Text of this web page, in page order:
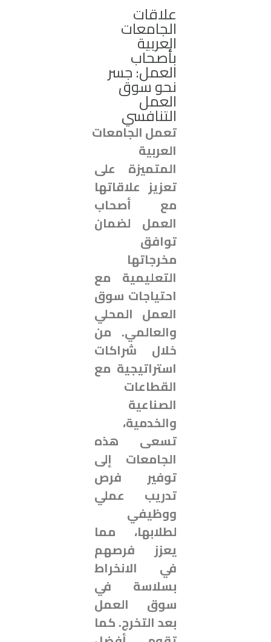
علاقات
الجامعات
العربية
بأصحاب
العمل: جسر
نحو سوق
العمل
التنافسي
تعمل الجامعات
العربية
المتميزة على
تعزيز علاقاتها
مع أصحاب
العمل لضمان
توافق
مخرجاتها
التعليمية مع
احتياجات سوق
العمل المحلي
والعالمي. من
خلال شراكات
استراتيجية مع
القطاعات
الصناعية
والخدمية،
تسعى هذه
الجامعات إلى
توفير فرص
تدريب عملي
ووظيفي
لطلابها، مما
يعزز فرصهم
في الانخراط
بسلاسة في
سوق العمل
بعد التخرج. كما